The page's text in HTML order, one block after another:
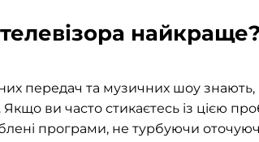
найкраще?
передач та музичних шоу знають,
Якщо ви часто стикаєтесь із цією
програми, не турбуючи